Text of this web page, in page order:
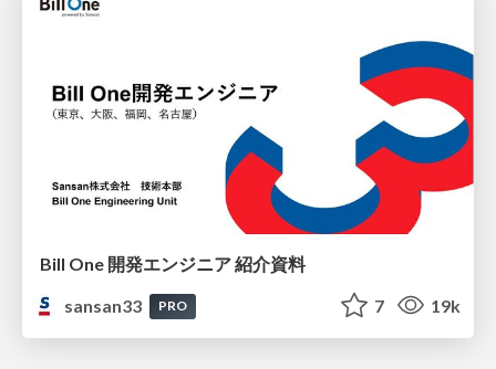
Bill One 開発エンジニア 紹介資料
sansan33
PRO 7 19k